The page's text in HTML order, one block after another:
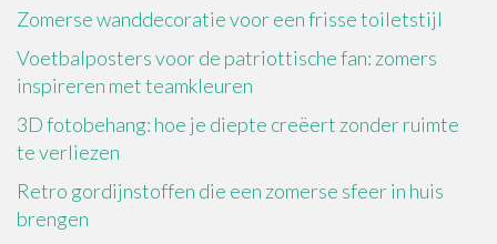
Zomerse wanddecoratie voor een frisse toiletstijl
Voetbalposters voor de patriottische fan: zomers
inspireren met teamkleuren
3D fotobehang: hoe je diepte creëert zonder ruimte
te verliezen
Retro gordijnstoffen die een zomerse sfeer in huis
brengen